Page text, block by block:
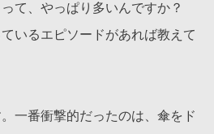
って、やっぱり多いんですか？
いるエピソードがあれば教えて
一番衝撃的だったのは、傘をド